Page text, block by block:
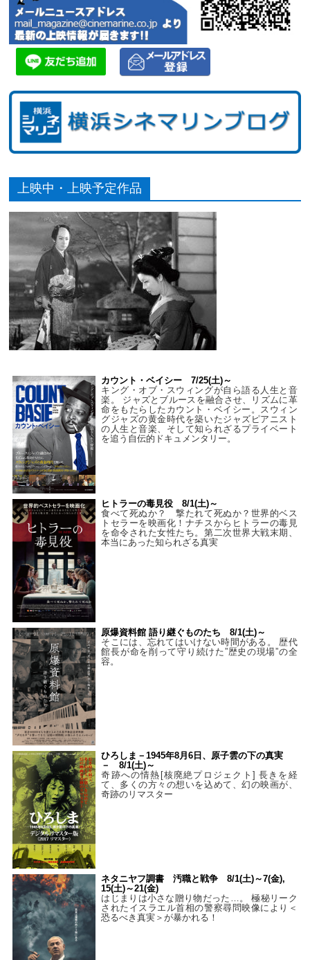
上映中・上映予定作品
カウント・ベイシー 7/25(土)～
キング・オブ・スウィングが自ら語る人生と音
楽。 ジャズとブルースを融合させ、リズムに革
命をもたらしたカウント・ベイシー。スウィン
グジャズの黄金時代を築いたジャズピアニスト
の人生と音楽、そして知られざるプライベート
を追う自伝的ドキュメンタリー。
ヒトラーの毒見役 8/1(土)～
食べて死ぬか？ 撃たれて死ぬか？世界的ベス
トセラーを映画化！ナチスからヒトラーの毒見
を命令された女性たち。第二次世界大戦末期、
本当にあった知られざる真実
原爆資料館 語り継ぐものたち 8/1(土)～
そこには、忘れてはいけない時間がある。 歴代
館長が命を削って守り続けた”歴史の現場”の全
容。
ひろしま－1945年8月6日、原子雲の下の真実
－ 8/1(土)～
奇跡への情熱[核廃絶プロジェクト] 長きを経
て、多くの方々の想いを込めて、幻の映画が、
奇跡のリマスター
ネタニヤフ調書 汚職と戦争 8/1(土)～7(金),
15(土)～21(金)
はじまりは小さな贈り物だった…。 極秘リーク
されたイスラエル首相の警察尋問映像により＜
恐るべき真実＞が暴かれる！